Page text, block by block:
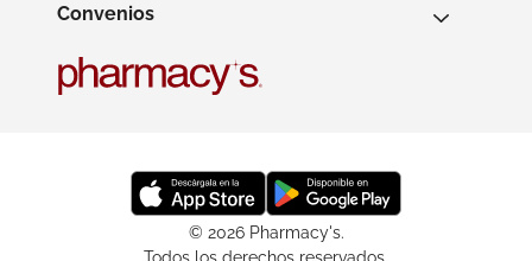
Convenios
© 2026 Pharmacy's.